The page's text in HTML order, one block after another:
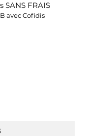
SANS FRAIS
avec Cofidis